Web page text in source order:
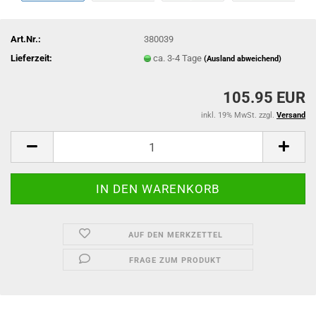
Art.Nr.:
380039
Lieferzeit:
ca. 3-4 Tage(Ausland abweichend)
105.95 EUR
inkl. 19% MwSt. zzgl. Versand
AUF DEN MERKZETTEL
FRAGE ZUM PRODUKT